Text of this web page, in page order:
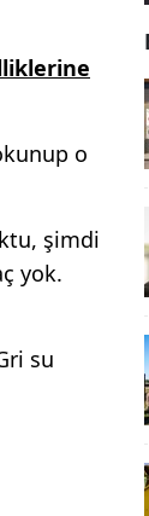
o
şimdi
yok.
su